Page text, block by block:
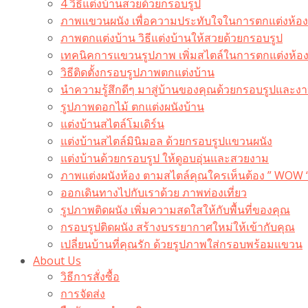
4 วิธีแต่งบ้านสวยด้วยกรอบรูป
ภาพแขวนผนัง เพื่อความประทับใจในการตกแต่งห้อง
ภาพตกแต่งบ้าน วิธีแต่งบ้านให้สวยด้วยกรอบรูป
เทคนิคการแขวนรูปภาพ เพิ่มสไตล์ในการตกแต่งห้อง
วิธีติดตั้งกรอบรูปภาพตกแต่งบ้าน
นำความรู้สึกดีๆ มาสู่บ้านของคุณด้วยกรอบรูปและง
รูปภาพดอกไม้ ตกแต่งผนังบ้าน
แต่งบ้านสไตล์โมเดิร์น
แต่งบ้านสไตล์มินิมอล ด้วยกรอบรูปแขวนผนัง
แต่งบ้านด้วยกรอบรูป ให้ดูอบอุ่นและสวยงาม
ภาพแต่งผนังห้อง ตามสไตล์คุณใครเห็นต้อง ” WOW
ออกเดินทางไปกับเราด้วย ภาพท่องเที่ยว
รูปภาพติดผนัง เพิ่มความสดใสให้กับพื้นที่ของคุณ
กรอบรูปติดผนัง สร้างบรรยากาศใหม่ให้เข้ากับคุณ
เปลี่ยนบ้านที่คุณรัก ด้วยรูปภาพใส่กรอบพร้อมแขวน​
About Us
วิธีการสั่งซื้อ
การจัดส่ง